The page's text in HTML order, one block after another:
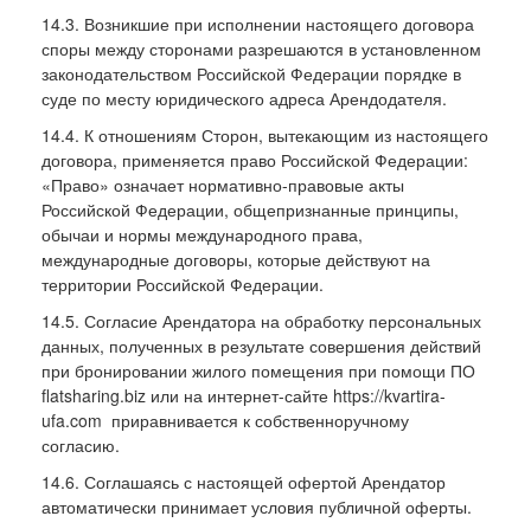
14.3. Возникшие при исполнении настоящего договора
споры между сторонами разрешаются в установленном
законодательством Российской Федерации порядке в
суде по месту юридического адреса Арендодателя.
14.4. К отношениям Сторон, вытекающим из настоящего
договора, применяется право Российской Федерации:
«Право» означает нормативно-правовые акты
Российской Федерации, общепризнанные принципы,
обычаи и нормы международного права,
международные договоры, которые действуют на
территории Российской Федерации.
14.5. Согласие Арендатора на обработку персональных
данных, полученных в результате совершения действий
при бронировании жилого помещения при помощи ПО
flatsharing.biz или на интернет-сайте https://kvartira-
ufa.com приравнивается к собственноручному
согласию.
14.6. Соглашаясь с настоящей офертой Арендатор
автоматически принимает условия публичной оферты.